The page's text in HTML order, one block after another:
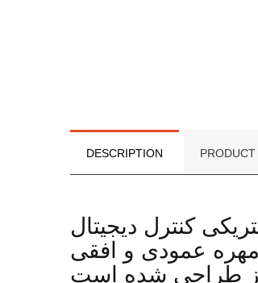
DESCRIPTION
کنترل دیجیتال
مهره عمودی و افقی
طراحی شده است